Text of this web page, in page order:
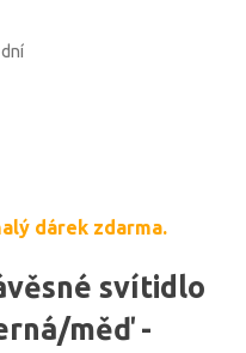
dárek zdarma.
svítidlo
měď -